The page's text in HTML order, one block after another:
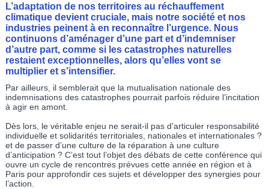
L’adaptation de nos territoires au réchauffement
climatique devient cruciale, mais notre société et nos
industries peinent à en reconnaître l’urgence. Nous
continuons d’aménager d’une part et d’indemniser
d’autre part, comme si les catastrophes naturelles
restaient exceptionnelles, alors qu’elles vont se
multiplier et s’intensifier.
Par ailleurs, il semblerait que la mutualisation nationale des
indemnisations des catastrophes pourrait parfois réduire l’incitation
à agir en amont.
Dès lors, le véritable enjeu ne serait-il pas d’articuler responsabilité
individuelle et solidarités territoriales, nationales et internationales ?
et de passer d’une culture de la réparation à une culture
d’anticipation ? C’est tout l’objet des débats de cette conférence qui
ouvre un cycle de rencontres prévues cette année en région et à
Paris pour approfondir ces sujets et développer des synergies pour
l’action.